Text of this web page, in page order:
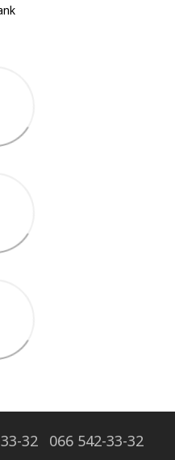
32 066 542-33-32